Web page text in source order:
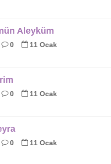
Aleyküm
0
11 Ocak
0
11 Ocak
0
11 Ocak